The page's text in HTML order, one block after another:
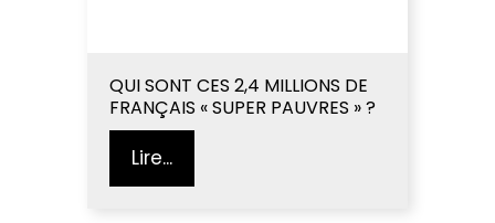
QUI SONT CES 2,4 MILLIONS DE
FRANÇAIS « SUPER PAUVRES » ?
Lire...